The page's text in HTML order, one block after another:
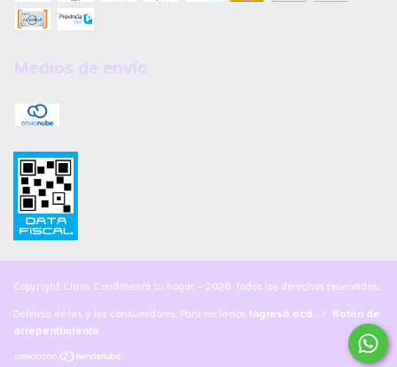
Medios de envío
Copyright Chimi. Condimentá tu hogar - 2026. Todos los derechos reservados.
Defensa de las y los consumidores. Para reclamos ingresá acá. / Botón de
arrepentimiento